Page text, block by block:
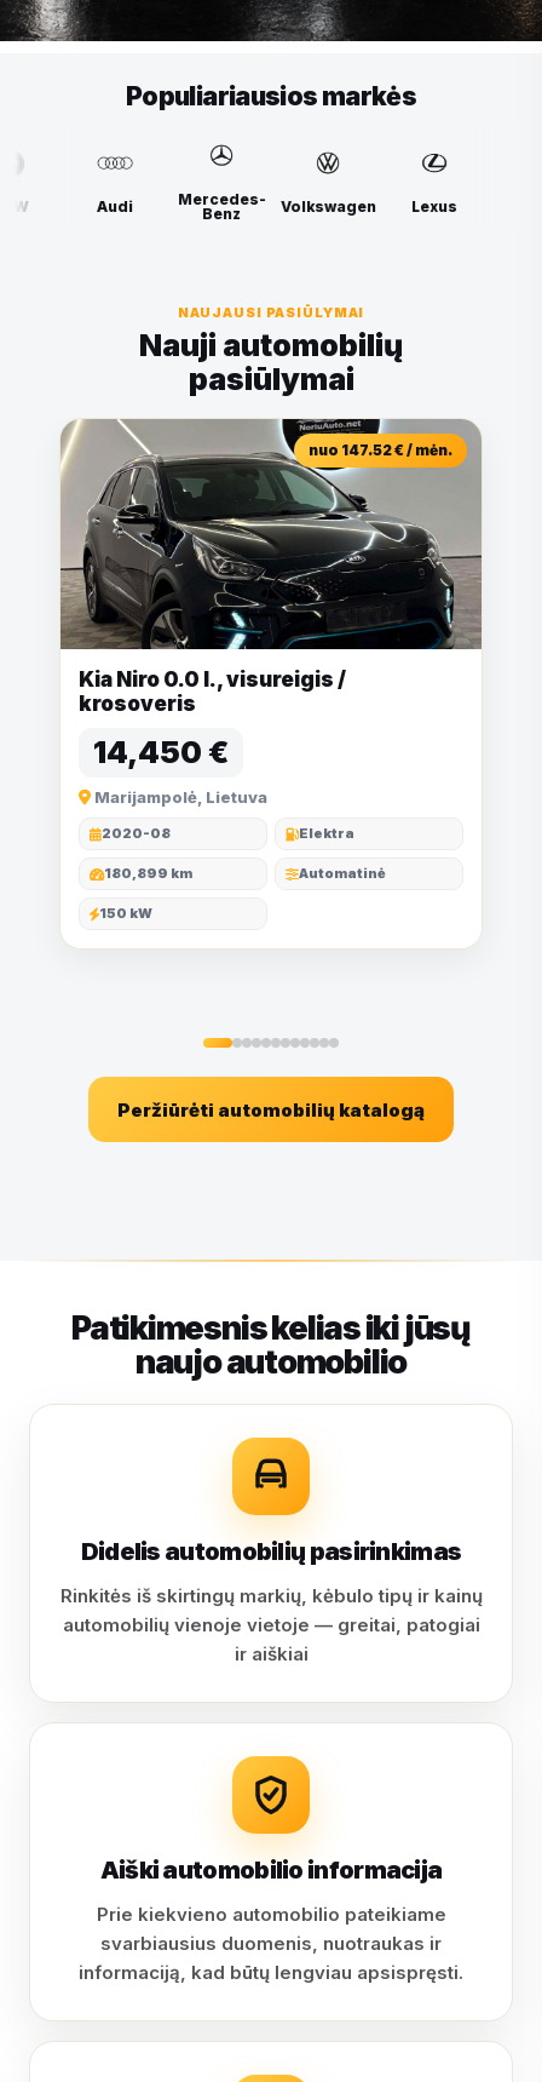
Populiariausios markės
Mercedes-
Volkswagen Lexus BMW
NAUJAUSI PASIŪLYMAI
Nauji automobilių
pasiūlymai
nuo 147.52 € / mėn.
Kia Niro 0.0 l., visureigis /
krosoveris
14,450 €
Marijampolė, Lietuva
2020-08 Elektra
180,899 km Automatinė
150 kW
Peržiūrėti automobilių katalogą
Patikimesnis kelias iki jūsų
naujo automobilio
Didelis automobilių pasirinkimas
Rinkitės iš skirtingų markių, kėbulo tipų ir kainų
automobilių vienoje vietoje — greitai, patogiai
ir aiškiai
Aiški automobilio informacija
Prie kiekvieno automobilio pateikiame
svarbiausius duomenis, nuotraukas ir
informaciją, kad būtų lengviau apsispręsti.